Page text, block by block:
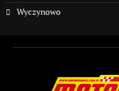
Wyczynowo